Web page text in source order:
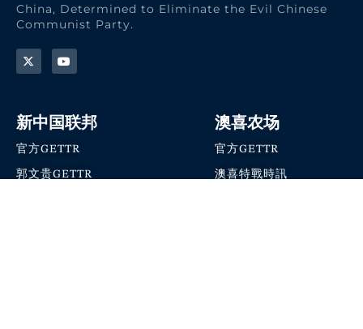
China, Determined to Eliminate the Evil Chinese
Communist Party.
新中国联邦
官方GETTR
郭文贵GETTR
澳喜农场
官方GETTR
澳喜特戰時訊